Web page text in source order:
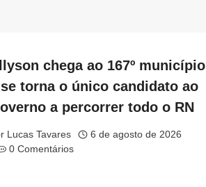
chega ao 167º município
torna o único candidato ao
a percorrer todo o RN
Lucas Tavares
6 de agosto de 2026
0 Comentários